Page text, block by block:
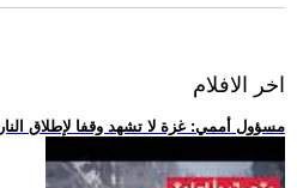
اخر الافلام
.. مسؤول أممي: غزة لا تشهد وقفا لإطلاق النار